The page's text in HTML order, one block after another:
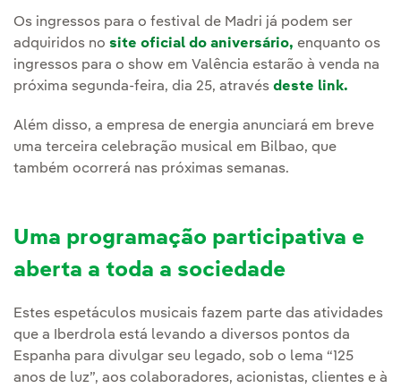
Os ingressos para o festival de Madri já podem ser
adquiridos no site oficial do aniversário, enquanto os
ingressos para o show em Valência estarão à venda na
próxima segunda-feira, dia 25, através deste link.
Além disso, a empresa de energia anunciará em breve
uma terceira celebração musical em Bilbao, que
também ocorrerá nas próximas semanas.
Uma programação participativa e
aberta a toda a sociedade
Estes espetáculos musicais fazem parte das atividades
que a Iberdrola está levando a diversos pontos da
Espanha para divulgar seu legado, sob o lema “125
anos de luz”, aos colaboradores, acionistas, clientes e à